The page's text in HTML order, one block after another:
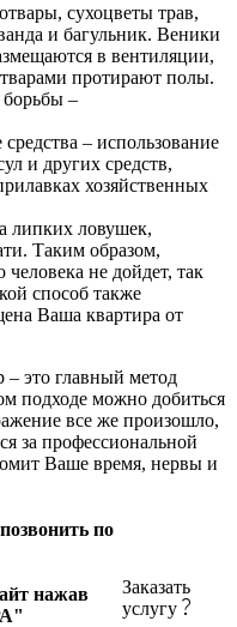
сухоцветы трав,
и багульник. Веники
в вентиляции,
протирают полы.
–
– использование
и других средств,
хозяйственных
липких ловушек,
Таким образом,
не дойдет, так
способ также
Ваша квартира от
это главный метод
подходе можно добиться
все же произошло,
за профессиональной
Ваше время, нервы и
по
нажав
Заказать
услугу